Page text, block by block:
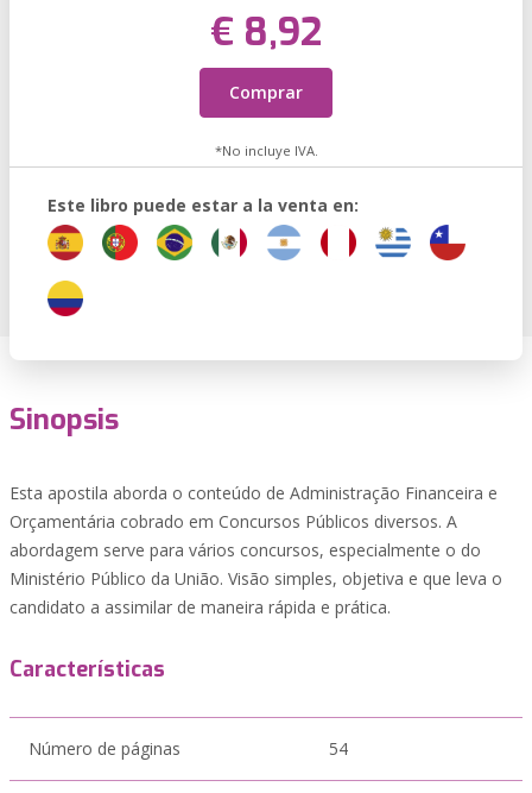
€ 8,92
Comprar
*No incluye IVA.
Este libro puede estar a la venta en:
Sinopsis
Esta apostila aborda o conteúdo de Administração Financeira e
Orçamentária cobrado em Concursos Públicos diversos. A
abordagem serve para vários concursos, especialmente o do
Ministério Público da União. Visão simples, objetiva e que leva o
candidato a assimilar de maneira rápida e prática.
Características
Número de páginas 54